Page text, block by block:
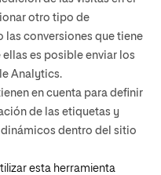
otro tipo de
conversiones que tiene
ellas es posible enviar los
Analytics.
en cuenta para definir
de las etiquetas y
dentro del sitio
esta herramienta